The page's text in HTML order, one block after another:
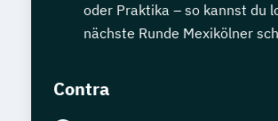
oder Praktika – so kannst du
nächste Runde Mexikölner
Contra